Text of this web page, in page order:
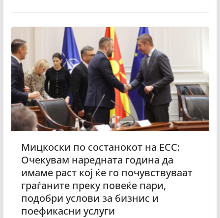
Мицкоски по состанокот на ЕСС:
Очекувам наредната година да
имаме раст кој ќе го почувствуваат
граѓаните преку повеќе пари,
подобри услови за бизнис и
поефикасни услуги